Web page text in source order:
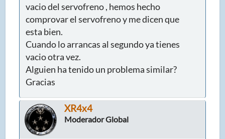
vacio del servofreno , hemos hecho
comprovar el servofreno y me dicen que
esta bien.
Cuando lo arrancas al segundo ya tienes
vacio otra vez.
Alguien ha tenido un problema similar?
Gracias
XR4x4
Moderador Global